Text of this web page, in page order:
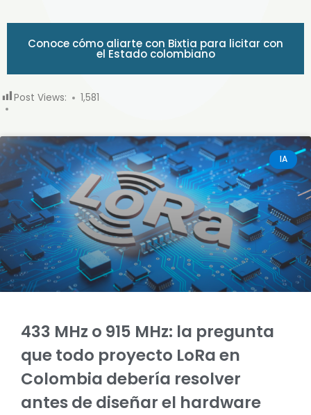
Conoce cómo aliarte con Bixtia para licitar con
el Estado colombiano
Post Views: 1,581
IA
433 MHz o 915 MHz: la pregunta
que todo proyecto LoRa en
Colombia debería resolver
antes de diseñar el hardware